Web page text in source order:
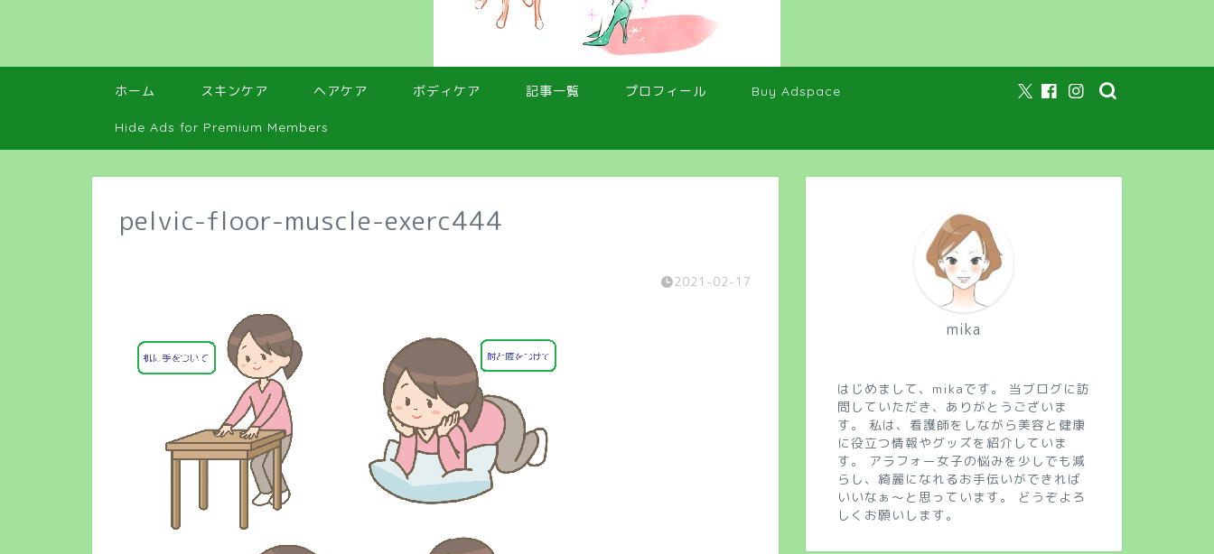
ホーム スキンケア ヘアケア ボディケア 記事一覧 プロフィール Buy Adspace
Hide Ads for Premium Members
pelvic-floor-muscle-exerc444
2021-02-17
mika
はじめまして、mikaです。 当ブログに訪
問していただき、ありがとうございま
す。 私は、看護師をしながら美容と健康
に役立つ情報やグッズを紹介していま
す。 アラフォー女子の悩みを少しでも減
らし、綺麗になれるお手伝いができれば
いいなぁ～と思っています。 どうぞよろ
しくお願いします。